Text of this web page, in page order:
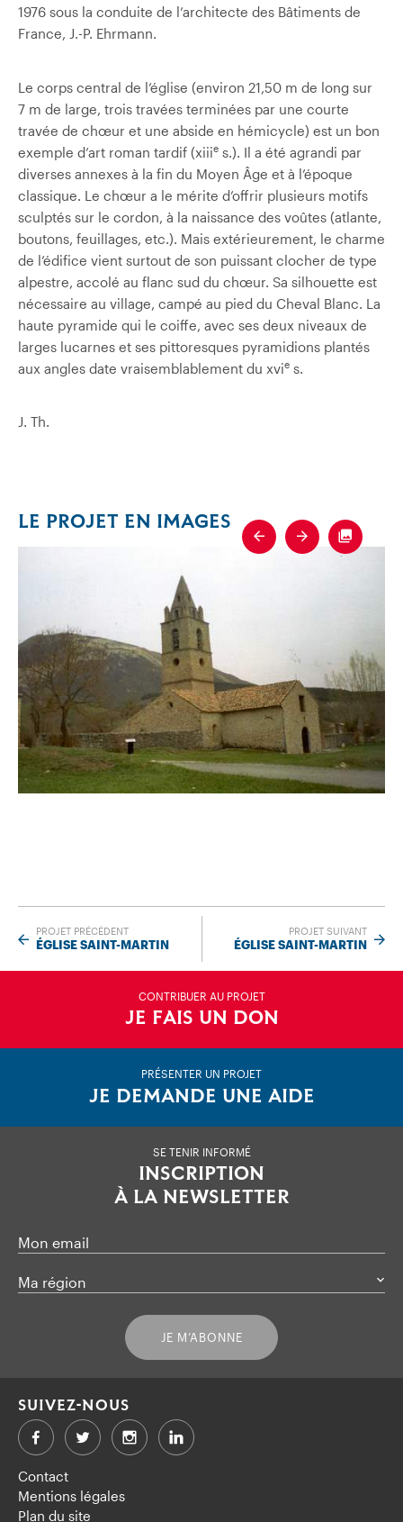
1976 sous la conduite de l’architecte des Bâtiments de
France, J.-P. Ehrmann.
Le corps central de l’église (environ 21,50 m de long sur
7 m de large, trois travées terminées par une courte
travée de chœur et une abside en hémicycle) est un bon
exemple d’art roman tardif (xiiie s.). Il a été agrandi par
diverses annexes à la fin du Moyen Âge et à l’époque
classique. Le chœur a le mérite d’offrir plusieurs motifs
sculptés sur le cordon, à la naissance des voûtes (atlante,
boutons, feuillages, etc.). Mais extérieurement, le charme
de l’édifice vient surtout de son puissant clocher de type
alpestre, accolé au flanc sud du chœur. Sa silhouette est
nécessaire au village, campé au pied du Cheval Blanc. La
haute pyramide qui le coiffe, avec ses deux niveaux de
larges lucarnes et ses pittoresques pyramidions plantés
aux angles date vraisemblablement du xvie s.
J. Th.
LE PROJET EN IMAGES
Previous
Next
PROJET PRÉCÉDENT
ÉGLISE SAINT-MARTIN
PROJET SUIVANT
ÉGLISE SAINT-MARTIN
CONTRIBUER AU PROJET
JE FAIS UN DON
PRÉSENTER UN PROJET
JE DEMANDE UNE AIDE
SE TENIR INFORMÉ
INSCRIPTION
À LA NEWSLETTER
Mon email
Ma région
JE M’ABONNE
Contact
Mentions légales
Plan du site
SUIVEZ-NOUS
FacebookTwitter LinkedIn